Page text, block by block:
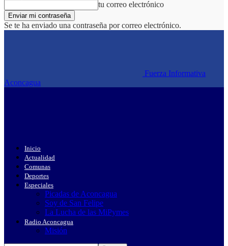
tu correo electrónico
Se te ha enviado una contraseña por correo electrónico.
Fuerza Informativa
Aconcagua
Inicio
Actualidad
Comunas
Deportes
Especiales
Picadas de Aconcagua
Soy de San Felipe
La Lucha de las MiPymes
Radio Aconcagua
Misión